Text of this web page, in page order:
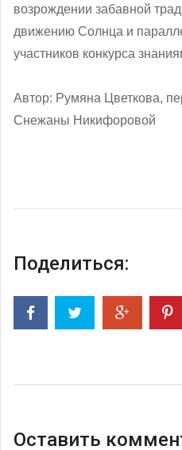
возрождении забавной
движению Солнца и
участников конкурса
Автор: Румяна Цветкова,
Снежаны Никифоровой
Поделиться:
Оставить